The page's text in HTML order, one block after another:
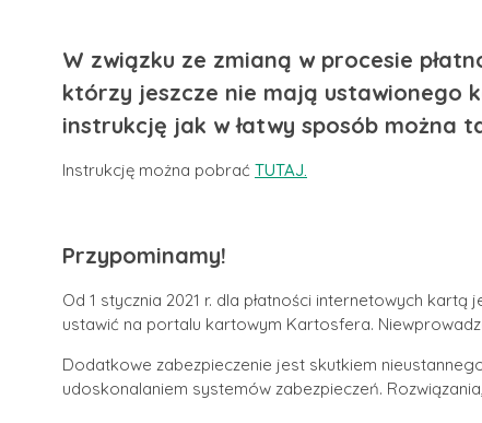
W związku ze zmianą w procesie
którzy jeszcze nie mają ustawionego
instrukcję jak w łatwy sposób można
Instrukcję można pobrać TUTAJ.
Przypominamy!
Od 1 stycznia 2021 r. dla płatności internetowych
ustawić na portalu kartowym Kartosfera.
Dodatkowe zabezpieczenie jest skutkiem
udoskonalaniem systemów zabezpieczeń.